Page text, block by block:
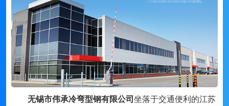
无锡市伟承冷弯型钢有限公司 坐落于交通便利的江苏